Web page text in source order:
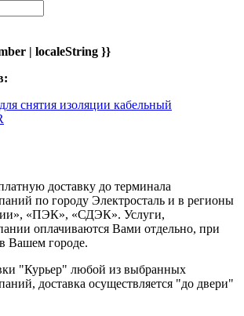
| localeString }}
снятия изоляции кабельный
доставку до терминала
по городу Электросталь и в регионы
«ПЭК», «СДЭК». Услуги,
оплачиваются Вами отдельно, при
Вашем городе.
"Курьер" любой из выбранных
доставка осуществляется "до двери"